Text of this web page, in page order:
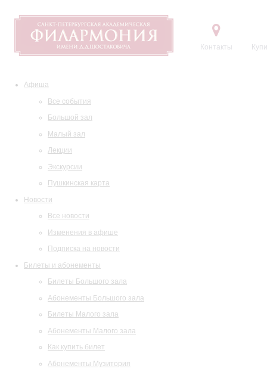
Контакты
Афиша
Все события
Большой зал
Малый зал
Лекции
Экскурсии
Пушкинская карта
Новости
Все новости
Изменения в афише
Подписка на новости
Билеты и абонементы
Билеты Большого зала
Абонементы Большого зала
Билеты Малого зала
Абонементы Малого зала
Как купить билет
Абонементы Музитория